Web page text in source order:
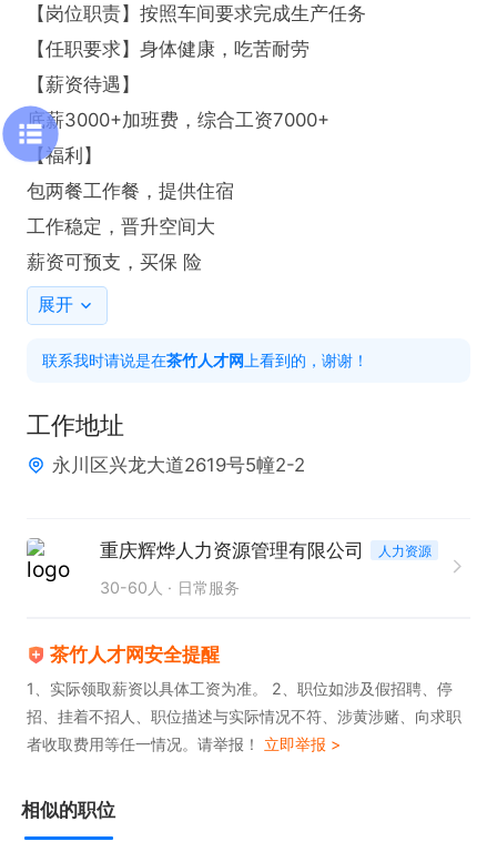
【岗位职责】按照车间要求完成生产任务
【任职要求】身体健康，吃苦耐劳
【薪资待遇】
底薪3000+加班费，综合工资7000+
【福利】
包两餐工作餐，提供住宿
工作稳定，晋升空间大
薪资可预支，买保 险
展开
联系我时请说是在茶竹人才网 上看到的，谢谢！
工作地址
永川区兴龙大道2619号5幢2-2
重庆辉烨人力资源管理有限公司 人力资源
30-60人 日常服务
茶竹人才网安全提醒
1、实际领取薪资以具体工资为准。 2、职位如涉及假招聘、停
招、挂着不招人、职位描述与实际情况不符、涉黄涉赌、向求职
者收取费用等任一情况。请举报！ 立即举报 >
相似的职位